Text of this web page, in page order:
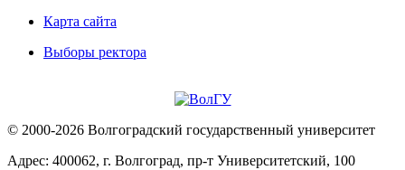
Карта сайта
Выборы ректора
© 2000-2026 Волгоградский государственный университет
Адрес: 400062, г. Волгоград, пр-т Университетский, 100